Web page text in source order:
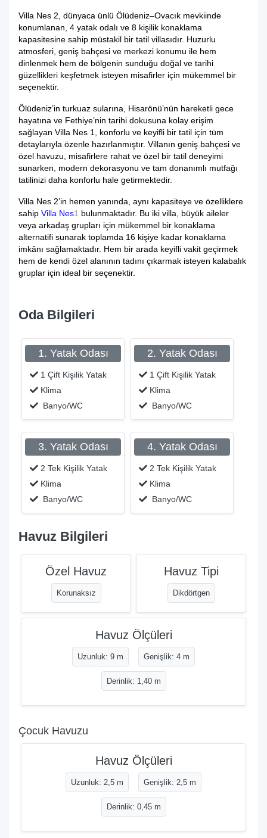
Villa Nes 2, dünyaca ünlü Ölüdeniz–Ovacık mevkiinde
konumlanan, 4 yatak odalı ve 8 kişilik konaklama
kapasitesine sahip müstakil bir tatil villasıdır. Huzurlu
atmosferi, geniş bahçesi ve merkezi konumu ile hem
dinlenmek hem de bölgenin sunduğu doğal ve tarihi
güzellikleri keşfetmek isteyen misafirler için mükemmel bir
seçenektir.
Ölüdeniz’in turkuaz sularına, Hisarönü’nün hareketli gece
hayatına ve Fethiye’nin tarihi dokusuna kolay erişim
sağlayan Villa Nes 1, konforlu ve keyifli bir tatil için tüm
detaylarıyla özenle hazırlanmıştır. Villanın geniş bahçesi ve
özel havuzu, misafirlere rahat ve özel bir tatil deneyimi
sunarken, modern dekorasyonu ve tam donanımlı mutfağı
tatilinizi daha konforlu hale getirmektedir.
Villa Nes 2’in hemen yanında, aynı kapasiteye ve özelliklere
sahip Villa Nes1 bulunmaktadır. Bu iki villa, büyük aileler
veya arkadaş grupları için mükemmel bir konaklama
alternatifi sunarak toplamda 16 kişiye kadar konaklama
imkânı sağlamaktadır. Hem bir arada keyifli vakit geçirmek
hem de kendi özel alanının tadını çıkarmak isteyen kalabalık
gruplar için ideal bir seçenektir.
Oda Bilgileri
1. Yatak Odası
1 Çift Kişilik Yatak
Klima
Banyo/WC
2. Yatak Odası
1 Çift Kişilik Yatak
Klima
Banyo/WC
3. Yatak Odası
2 Tek Kişilik Yatak
Klima
Banyo/WC
4. Yatak Odası
2 Tek Kişilik Yatak
Klima
Banyo/WC
Havuz Bilgileri
Özel Havuz
Korunaksız
Havuz Tipi
Dikdörtgen
Havuz Ölçüleri
Uzunluk: 9 m Genişlik: 4 m
Derinlik: 1,40 m
Çocuk Havuzu
Havuz Ölçüleri
Uzunluk: 2,5 m Genişlik: 2,5 m
Derinlik: 0,45 m